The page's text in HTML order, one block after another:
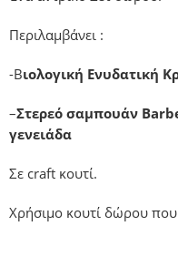
Περιλαμβάνει :
-Βιολογική Ενυδατική
–Στερεό σαμπουάν
γενειάδα
Σε craft κουτί.
Χρήσιμο κουτί δώρου που